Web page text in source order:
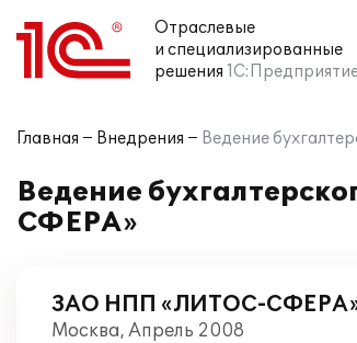
Отраслевые
и специализированные
решения
Главная Внедрения Ведение
Ведение
СФЕРА»
ЗАО НПП «ЛИТОС-
Москва, Апрель 2008